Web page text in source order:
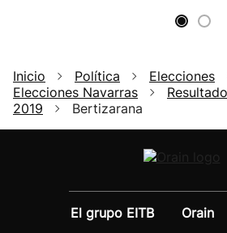
Inicio Política
Elecciones
Elecciones Navarras
2019
Bertizarana
El grupo EITB
Orain